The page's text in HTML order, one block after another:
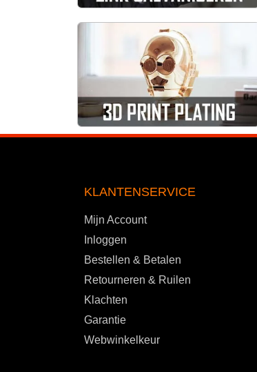
KLANTENSERVICE
Mijn Account
Inloggen
Bestellen & Betalen
Retourneren & Ruilen
Klachten
Garantie
Webwinkelkeur